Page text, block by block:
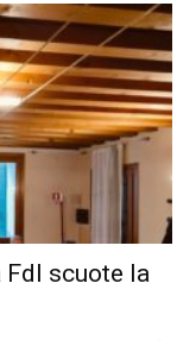
FdI scuote la